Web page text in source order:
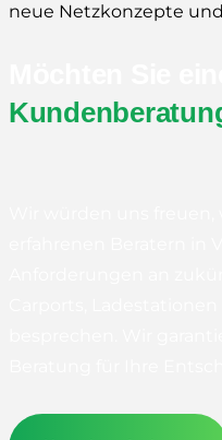
neue Netzkonzepte